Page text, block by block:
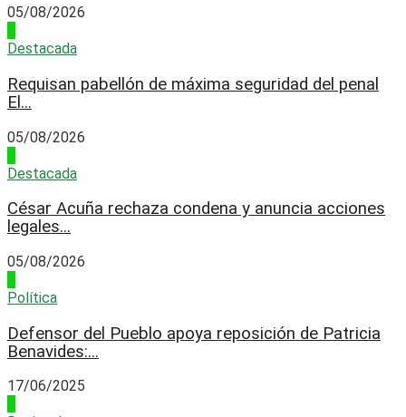
05/08/2026
Destacada
Requisan pabellón de máxima seguridad del penal
El...
05/08/2026
Destacada
César Acuña rechaza condena y anuncia acciones
legales...
05/08/2026
Política
Defensor del Pueblo apoya reposición de Patricia
Benavides:...
17/06/2025